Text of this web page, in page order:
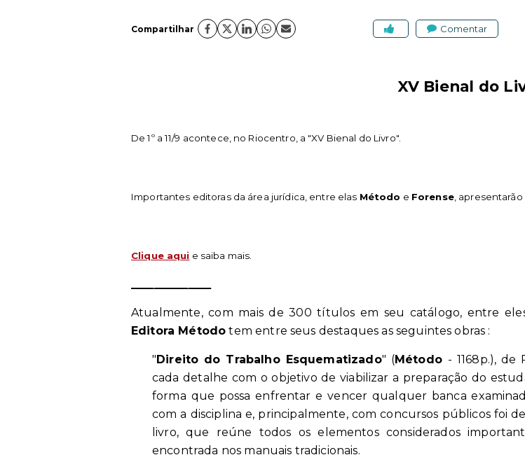
Compartilhar Comentar
XV Bienal do
De 1º a 11/9 acontece, no Riocentro, a "XV Bienal do Livro".
Importantes editoras da área jurídica, entre elas Método e Forense,
Clique aqui e saiba mais.
Atualmente, com mais de 300 títulos em seu catálogo, entre
Editora Método tem entre seus destaques as seguintes obras :
"Direito do Trabalho Esquematizado" (Método - 1168p.), de
cada detalhe com o objetivo de viabilizar a preparação do
forma que possa enfrentar e vencer qualquer banca
com a disciplina e, principalmente, com concursos públicos foi
livro, que reúne todos os elementos considerados
encontrada nos manuais tradicionais.